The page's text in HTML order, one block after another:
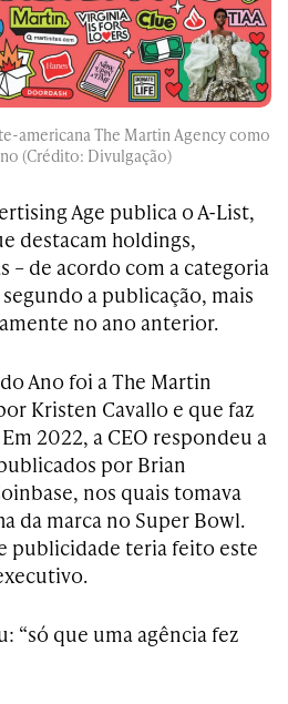
americana The Martin Agency como
(Crédito: Divulgação)
Age publica o A-List,
destacam holdings,
– de acordo com a categoria
a publicação, mais
no ano anterior.
Ano foi a The Martin
Kristen Cavallo e que faz
2022, a CEO respondeu a
por Brian
nos quais tomava
da marca no Super Bowl.
publicidade teria feito este
“só que uma agência fez